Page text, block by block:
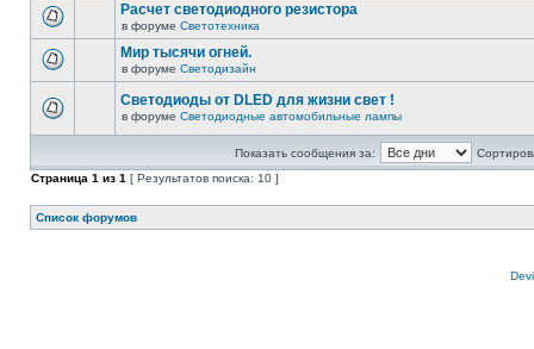
Расчет светодиодного резистора
в форуме Светотехника
Мир тысячи огней.
в форуме Светодизайн
Светодиоды от DLED для жизни свет !
в форуме Светодиодные автомобильные лампы
Показать сообщения за:
Страница 1 из 1 [ Результатов поиска: 10 ]
Список форумов